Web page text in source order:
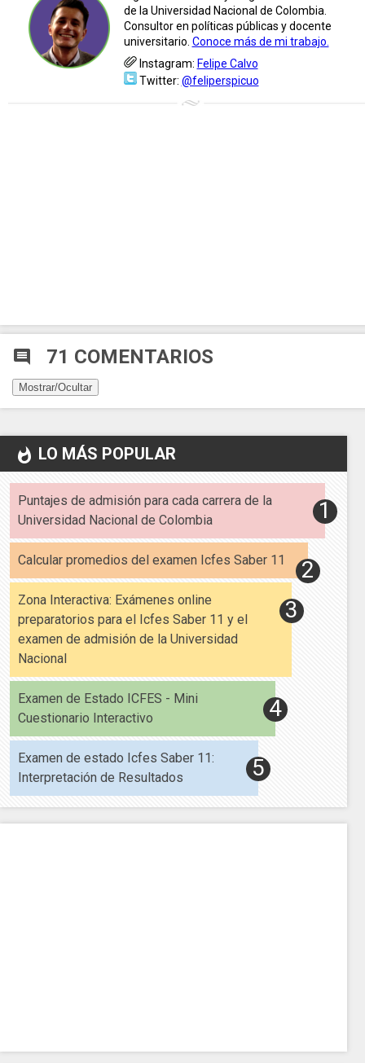
de la Universidad Nacional de Colombia.
Consultor en políticas públicas y docente
universitario. Conoce más de mi trabajo.
Instagram: Felipe Calvo
Twitter: @feliperspicuo
comment 71 COMENTARIOS
Mostrar/Ocultar
whatshot LO MÁS POPULAR
Puntajes de admisión para cada carrera de la
Universidad Nacional de Colombia
Calcular promedios del examen Icfes Saber 11
Zona Interactiva: Exámenes online
preparatorios para el Icfes Saber 11 y el
examen de admisión de la Universidad
Nacional
Examen de Estado ICFES - Mini
Cuestionario Interactivo
Examen de estado Icfes Saber 11:
Interpretación de Resultados